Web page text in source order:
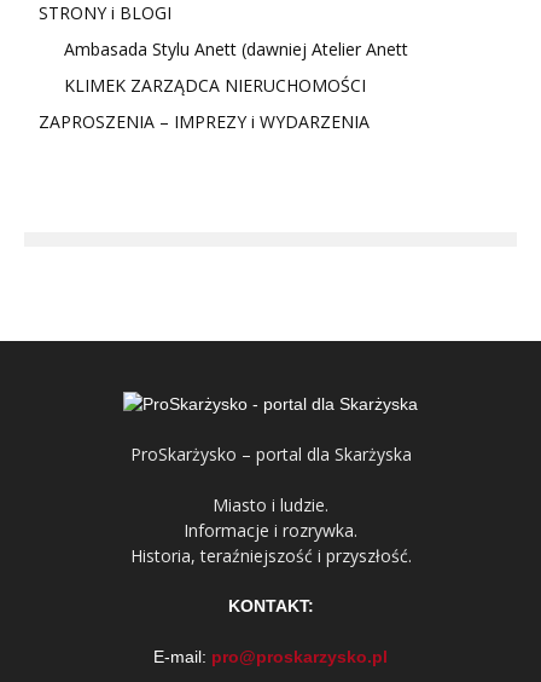
STRONY i BLOGI
Ambasada Stylu Anett (dawniej Atelier Anett
KLIMEK ZARZĄDCA NIERUCHOMOŚCI
ZAPROSZENIA – IMPREZY i WYDARZENIA
ProSkarżysko – portal dla Skarżyska
Miasto i ludzie.
Informacje i rozrywka.
Historia, teraźniejszość i przyszłość.
KONTAKT:
E-mail: pro@proskarzysko.pl